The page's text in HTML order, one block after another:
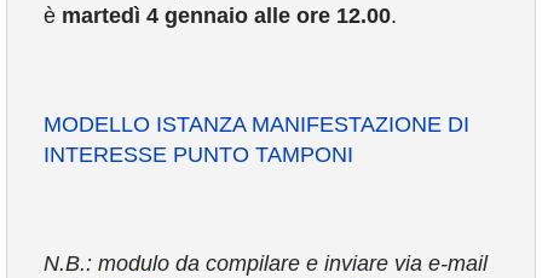
è martedì 4 gennaio alle ore 12.00.
MODELLO ISTANZA MANIFESTAZIONE DI
INTERESSE PUNTO TAMPONI
N.B.: modulo da compilare e inviare via e-mail